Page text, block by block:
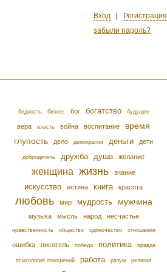
Вход
Регистрация
забыли пароль?
бедность бизнес бог богатство будущее
вера власть война воспитание
время
глупость
дело демократия деньги дети
добродетель дружба душа желание
женщина жизнь знание
искусство истина книга красота
любовь мир мудрость мужчина
музыка мысль народ несчастье
нравственность общество одиночество отношения
ошибка писатель победа политика правда
психология отношений работа разум религия